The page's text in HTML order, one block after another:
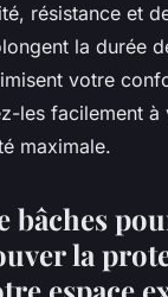
•4 min de
résistance et
la durée
votre
les facilement à
maximale.
bâches
la